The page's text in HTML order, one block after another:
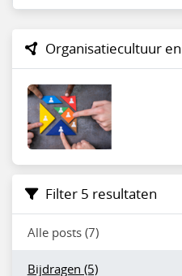
Organisatiecultuur
Filter 5 resultaten
Alle posts (7)
Bijdragen (5)